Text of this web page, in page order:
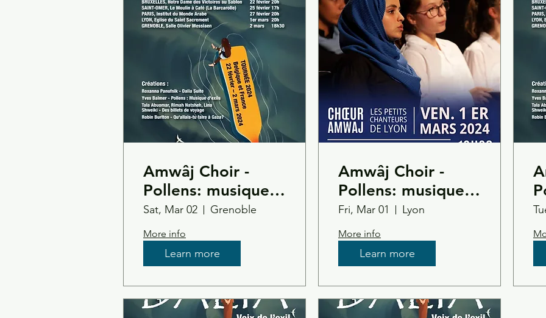
Amwâj Choir -
Pollens: musique
d’exil
Sat, Mar 02 Grenoble
More info
Learn more
Amwâj Choir -
Pollens: musique
d’exil
Fri, Mar 01 Lyon
More info
Learn more